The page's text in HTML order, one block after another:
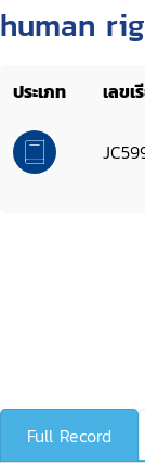
human
ประเภท เลขเ
Full Record